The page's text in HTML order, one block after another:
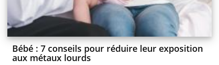
Bébé : 7 conseils pour réduire leur exposition
aux métaux lourds